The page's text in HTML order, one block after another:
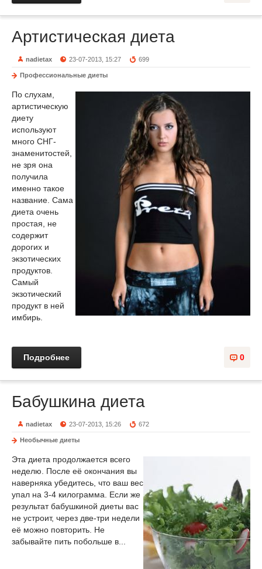
Артистическая диета
nadietax 23-07-2013, 15:27 699
Профессиональные диеты
По слухам,
артистическую
диету
используют
много СНГ-
знаменитостей,
не зря она
получила
именно такое
название. Сама
диета очень
простая, не
содержит
дорогих и
экзотических
продуктов.
Самый
экзотический
продукт в ней
имбирь.
0
Подробнее
Бабушкина диета
nadietax 23-07-2013, 15:26 672
Необычные диеты
Эта диета продолжается всего
неделю. После её окончания вы
наверняка убедитесь, что ваш вес
упал на 3-4 килограмма. Если же
результат бабушкиной диеты вас
не устроит, через две-три недели
её можно повторить. Не
забывайте пить побольше в...